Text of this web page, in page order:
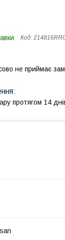
Код:
не приймає
протягом 14